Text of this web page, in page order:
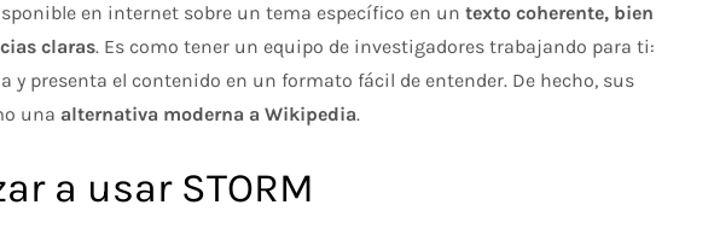
en internet sobre un tema específico en untexto coherente, bien
claras. Es como tener un equipo de investigadores trabajando para ti:
y presenta el contenido en un formato fácil de entender. De hecho, sus
una alternativa moderna a Wikipedia.
a usar STORM